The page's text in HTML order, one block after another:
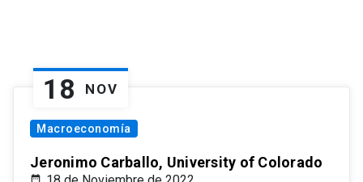
18 NOV
Macroeconomía
Jeronimo Carballo, University of Colorado